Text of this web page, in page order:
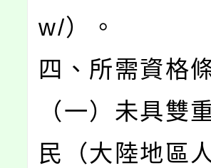
w/）。
四、所需資格
（一）未具雙
民（大陸地區